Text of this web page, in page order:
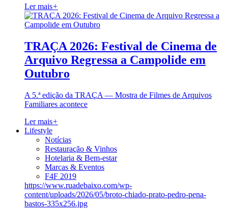
Ler mais+
TRAÇA 2026: Festival de Cinema de
Arquivo Regressa a Campolide em
Outubro
A 5.ª edição da TRAÇA — Mostra de Filmes de Arquivos
Familiares acontece
Ler mais+
Lifestyle
Notícias
Restauração & Vinhos
Hotelaria & Bem-estar
Marcas & Eventos
F4F 2019
https://www.ruadebaixo.com/wp-
content/uploads/2026/05/broto-chiado-prato-pedro-pena-
bastos-335x256.jpg